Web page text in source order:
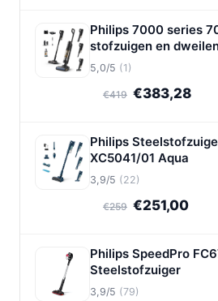
Philips 7000 series
stofzuigen en
5,0/5 (1)
€419 €383,28
Philips
XC5041/01 Aqua
3,9/5 (22)
€259 €251,00
Philips SpeedPro
Steelstofzuiger
3,9/5 (79)